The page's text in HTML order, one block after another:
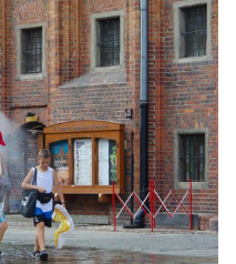
będzie silny kontrast
powstania
zjawisk
11:00 różnica
rejonami kraju wynosiła
#IMGWlive
rosną! W
aż 29,5°C. 🥵
Na południowym
wynosi jedynie 17°C.
PIB METEO POLSKA